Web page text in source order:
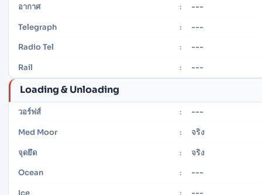
อากาศ : ---
Telegraph : ---
Radio Tel : ---
Rail : ---
Loading & Unloading
วอร์ฟส์ : ---
Med Moor : จริง
จุดยึด : จริง
Ocean : ---
---